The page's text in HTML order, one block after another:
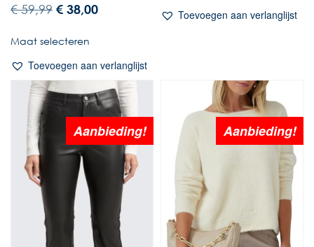
€59,99 € 38,00
Maat selecteren
Toevoegen aan verlanglijst
Toevoegen aan verlanglijst
Aanbieding! Aanbieding!